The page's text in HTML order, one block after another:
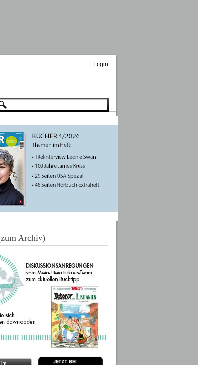
Login
Archiv)